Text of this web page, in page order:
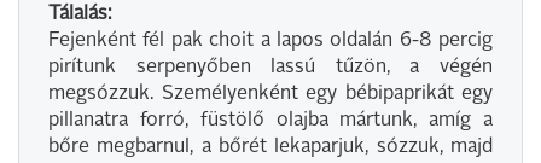
Tálalás:
Fejenként fél pak choit a lapos oldalán 6-8 percig
pirítunk serpenyőben lassú tűzön, a végén
megsózzuk. Személyenként egy bébipaprikát egy
pillanatra forró, füstölő olajba mártunk, amíg a
bőre megbarnul, a bőrét lekaparjuk, sózzuk, majd